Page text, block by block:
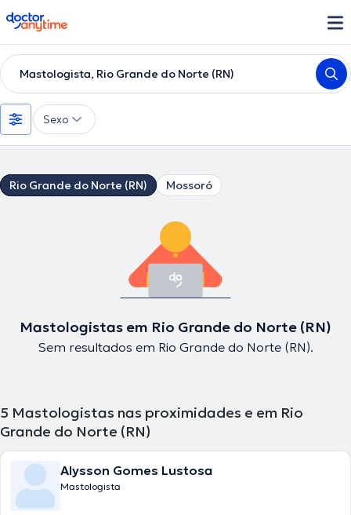
doctoranytime
Mastologista, Rio Grande do Norte (RN)
Sexo
Rio Grande do Norte (RN) Mossoró
Mastologistas em Rio Grande do Norte (RN)
Sem resultados em Rio Grande do Norte (RN).
5 Mastologistas nas proximidades e em Rio
Grande do Norte (RN)
Alysson Gomes Lustosa
Mastologista